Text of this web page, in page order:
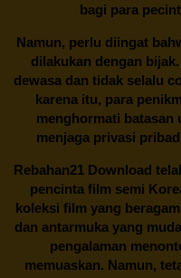
bagi para
Namun, perlu diingat
dilakukan dengan
dewasa dan tidak selalu
karena itu, para
menghormati batasan
menjaga privasi
Rebahan21Download
pencinta film semi
koleksi film yang
dan antarmuka yang
pengalaman
memuaskan. Namun,